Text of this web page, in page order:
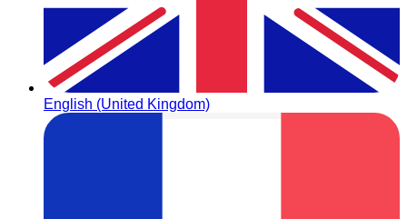
English (United Kingdom)